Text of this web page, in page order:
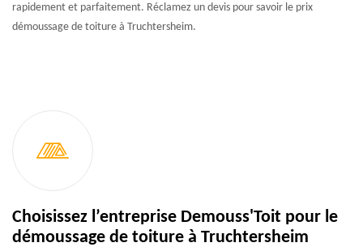
rapidement et parfaitement. Réclamez un devis pour savoir le prix
démoussage de toiture à Truchtersheim.
Choisissez l’entreprise Demouss'Toit pour le
démoussage de toiture à Truchtersheim